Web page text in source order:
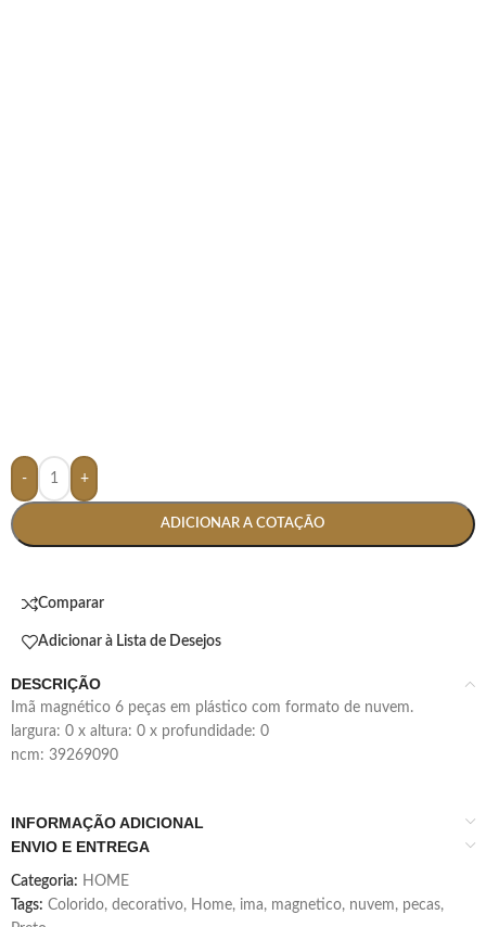
- +
ADICIONAR A COTAÇÃO
Comparar
Adicionar à Lista de Desejos
DESCRIÇÃO
imã magnético 6 peças em plástico com formato de nuvem.
largura: 0 x altura: 0 x profundidade: 0
ncm: 39269090
INFORMAÇÃO ADICIONAL
ENVIO E ENTREGA
Categoria: HOME
Tags: Colorido, decorativo, Home, ima, magnetico, nuvem, pecas,